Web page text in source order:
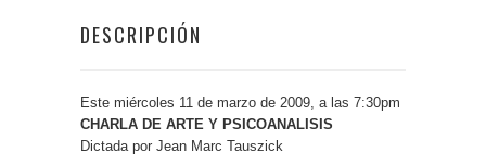
DESCRIPCIÓN
Este miércoles 11 de marzo de 2009, a las 7:30pm
CHARLA DE ARTE Y PSICOANALISIS
Dictada por Jean Marc Tauszick